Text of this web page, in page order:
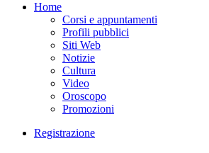
Home
Corsi e appuntamenti
Profili pubblici
Siti Web
Notizie
Cultura
Video
Oroscopo
Promozioni
Registrazione